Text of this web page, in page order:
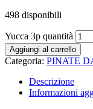
498 disponibili
Yucca 3p quantità
Aggiungi al carrello
Categoria: PINATE
Descrizione
Informazioni